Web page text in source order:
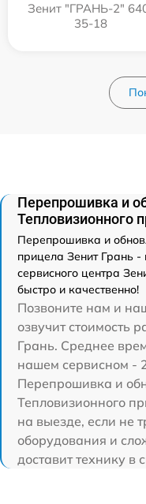
Зенит "ГРАНЬ-2"
35-18
Перепрошивка и
Тепловизионного
Перепрошивка и
прицела Зенит Грань
сервисного центра
быстро и качественно!
Позвоните нам и
озвучит стоимость
Грань. Среднее
нашем сервисном -
Перепрошивка и
Тепловизионного
на выезде, если не
оборудования и
доставит технику в